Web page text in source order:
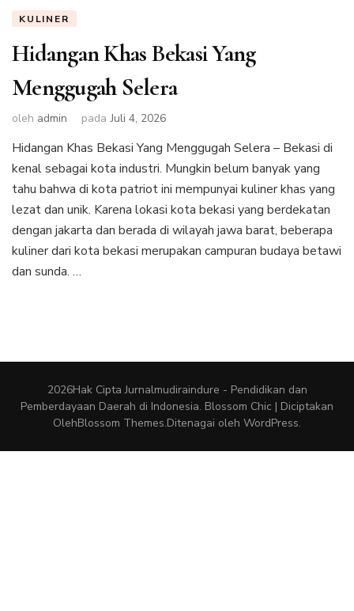
KULINER
Hidangan Khas Bekasi Yang
Menggugah Selera
oleh admin pada Juli 4, 2026
Hidangan Khas Bekasi Yang Menggugah Selera – Bekasi di
kenal sebagai kota industri. Mungkin belum banyak yang
tahu bahwa di kota patriot ini mempunyai kuliner khas yang
lezat dan unik. Karena lokasi kota bekasi yang berdekatan
dengan jakarta dan berada di wilayah jawa barat, beberapa
kuliner dari kota bekasi merupakan campuran budaya betawi
dan sunda. …
2026Hak CiptaJurnalmudiraindure - Pendidikan dan
Pemberdayaan Daerah di Indonesia. Blossom Chic | Diciptakan
OlehBlossom Themes.Ditenagai oleh WordPress.